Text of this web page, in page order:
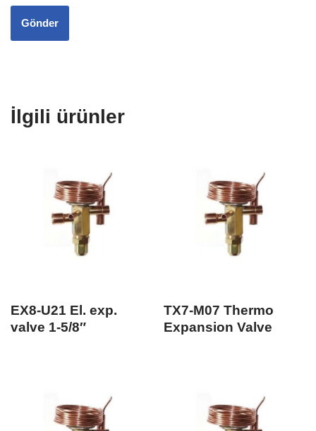
İlgili ürünler
EX8-U21 El. exp.
valve 1-5/8″
TX7-M07 Thermo
Expansion Valve